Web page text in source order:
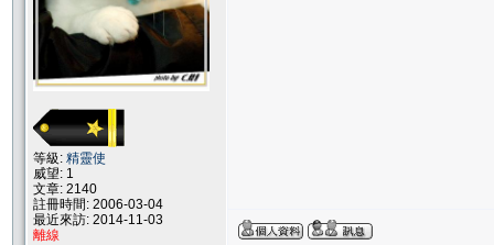
等級: 精靈使
威望: 1
文章: 2140
註冊時間: 2006-03-04
最近來訪: 2014-11-03
離線